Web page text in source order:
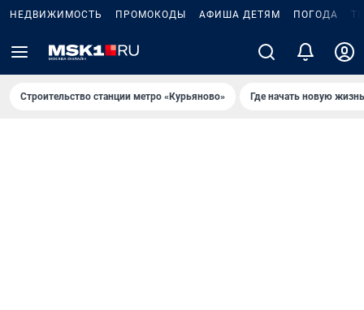
НЕДВИЖИМОСТЬ ПРОМОКОДЫ АФИША ДЕТЯМ ПОГОДА
Строительство станции метро «Курьяново» Где начать новую